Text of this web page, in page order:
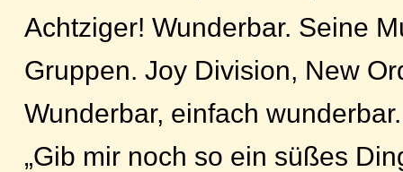
Achtziger! Wunderbar. Seine
Gruppen. Joy Division, New
Wunderbar, einfach
„Gib mir noch so ein süßes